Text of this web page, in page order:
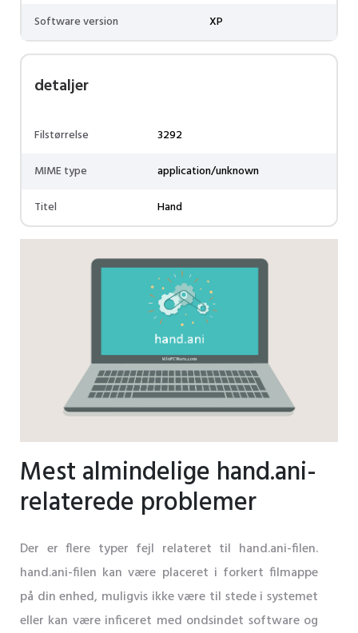
Software version XP
detaljer
Filstørrelse
3292
MIME type
application/unknown
Titel
Hand
Mest almindelige hand.ani-
relaterede problemer
Der er flere typer fejl relateret til hand.ani-filen.
hand.ani-filen kan være placeret i forkert filmappe
på din enhed, muligvis ikke være til stede i systemet
eller kan være inficeret med ondsindet software og